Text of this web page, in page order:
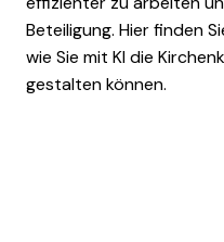
Beteiligung. Hier finden
wie Sie mit KI die
gestalten können.